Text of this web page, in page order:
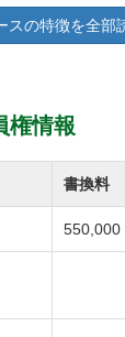
全27ホール
で、気持
海外の設
までを見
認できるよ
国にある
スの特徴を全部
権情報
書換料
550,000